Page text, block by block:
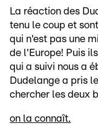
La réaction des
tenu le coup et
qui n'est pas une
de l'Europe! Puis
qui a suivi nous a
Dudelange a pris
chercher les deux
on la connaît.